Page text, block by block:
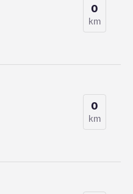
0
km
0
km